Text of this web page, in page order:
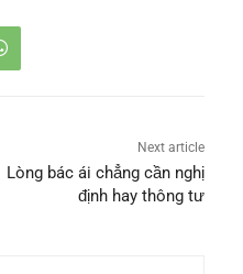
Next article
Lòng bác ái chẳng cần nghị
định hay thông tư